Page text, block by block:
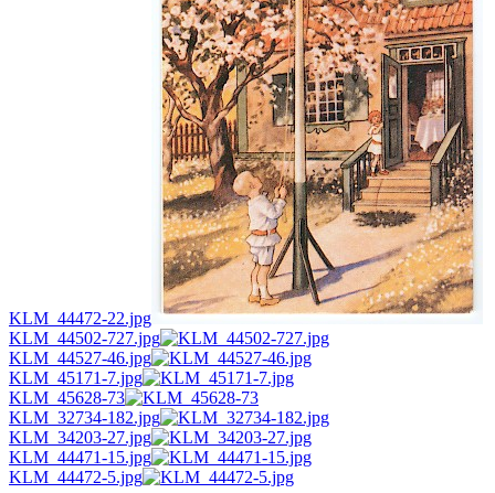
KLM_44472-22.jpg
KLM_44502-727.jpg
KLM_44527-46.jpg
KLM_45171-7.jpg
KLM_45628-73
KLM_32734-182.jpg
KLM_34203-27.jpg
KLM_44471-15.jpg
KLM_44472-5.jpg